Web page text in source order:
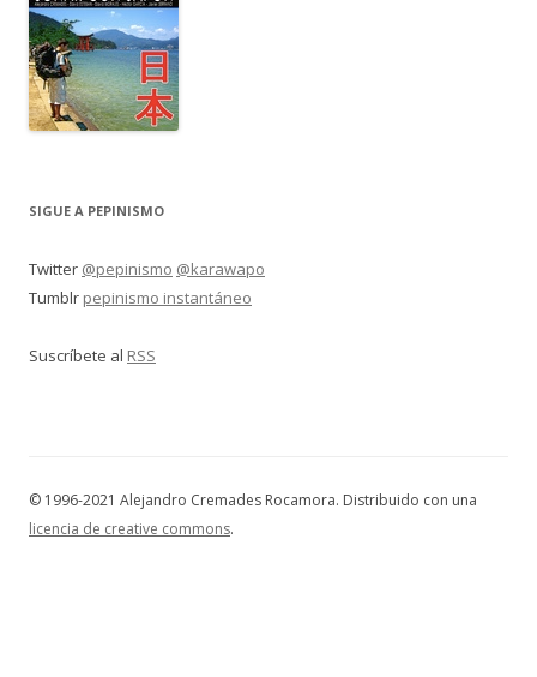
SIGUE A PEPINISMO
Twitter @pepinismo @karawapo
Tumblr pepinismo instantáneo
Suscríbete al RSS
© 1996-2021 Alejandro Cremades Rocamora. Distribuido con una
licencia de creative commons.